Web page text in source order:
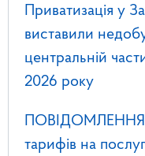
Приватизація у
виставили
центральній
2026 року
ПОВІДОМЛЕННЯ
тарифів на